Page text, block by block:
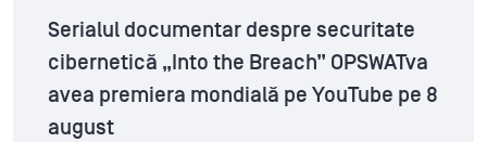
Serialul documentar despre securitate
cibernetică „Into the Breach” OPSWATva
avea premiera mondială pe YouTube pe 8
august